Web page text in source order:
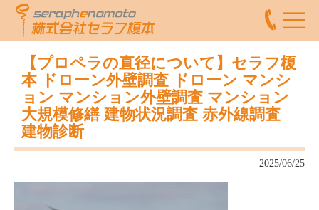
【プロペラの直径について】セラフ榎
本 ドローン外壁調査 ドローン マンシ
ョン マンション外壁調査 マンション
大規模修繕 建物状況調査 赤外線調査
建物診断
2025/06/25